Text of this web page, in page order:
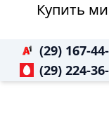
Купить
(29) 167-
(29) 224-